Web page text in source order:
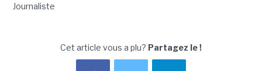
Journaliste
Cet article vous a plu? Partagez le !